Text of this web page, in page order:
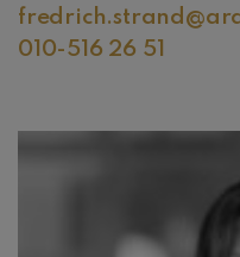
010-516 26 51